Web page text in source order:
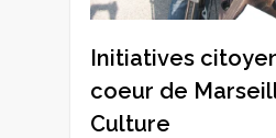
Initiatives
coeur de
Culture